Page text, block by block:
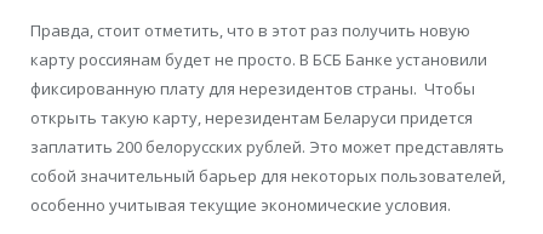
Правда, стоит отметить, что в этот раз получить новую
карту россиянам будет не просто. В БСБ Банке установили
фиксированную плату для нерезидентов страны. Чтобы
открыть такую карту, нерезидентам Беларуси придется
заплатить 200 белорусских рублей. Это может представлять
собой значительный барьер для некоторых пользователей,
особенно учитывая текущие экономические условия.